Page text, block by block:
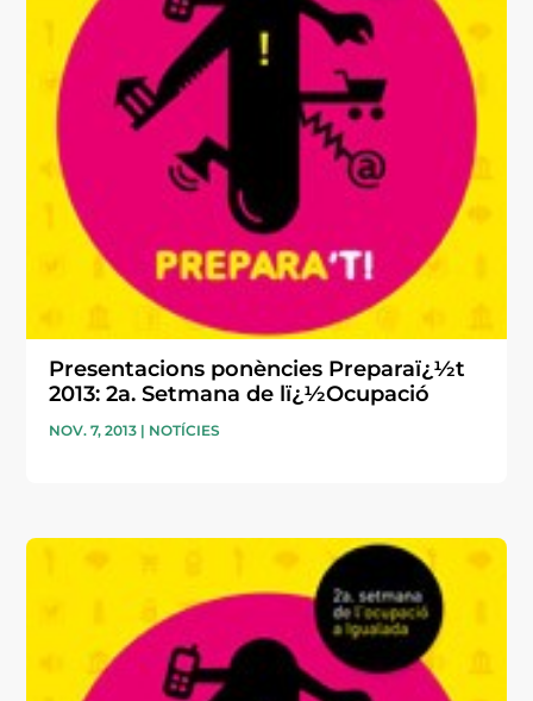
Presentacions ponències Preparaï¿½t
2013: 2a. Setmana de lï¿½Ocupació
NOV. 7, 2013 | NOTÍCIES